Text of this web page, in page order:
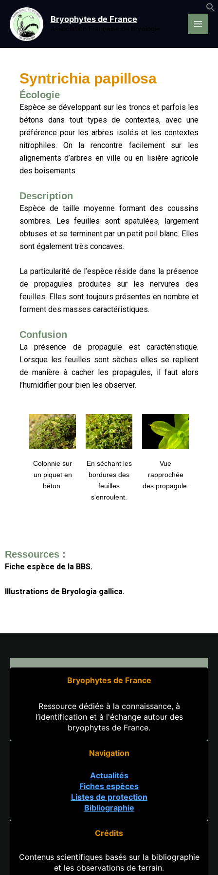
contenu
Bryophytes de France
Syntrichia papillosa
Écologie
Espèce se développant sur les troncs et parfois les
bétons dans tout types de contextes, avec une
préférence pour les arbres isolés et les contextes
nitrophiles. On la rencontre facilement sur les
alignements d’arbres en ville ou en lisière agricole
des boisements.
Description
Espèce de taille moyenne formant des coussins
sombres. Les feuilles sont spatulées, largement
obtuses et se terminent par un petit poil blanc. Elles
sont également très concaves.
La particularité de l’espèce réside dans la présence
de propagules produites sur les nervures des
feuilles. Elles sont toujours présentes en nombre et
forment des masses caractéristiques.
Confusion
La présence de propagule est caractéristique.
Lorsque les feuilles sont sèches elles se replient
de manière à cacher les propagules, il faut alors
l’humidifier pour bien les observer.
Colonnie sur
un piquet en
béton.
En séchant les
bordures des
feuilles
s'enroulent.
Vue
rapprochée
des propagule.
Ressources :
Fiche espèce de la BBS.
Illustrations de Bryologia gallica.
Bryophytes de France
Ressource dédiée à la connaissance, à
l’identification et à l'échange autour des
bryophytes de France.
Navigation
Actualités
Fiches espèces
Listes de protection
Bibliographie
Crédits
Contenus scientifiques basés sur la bibliographie
et les observations de terrain.